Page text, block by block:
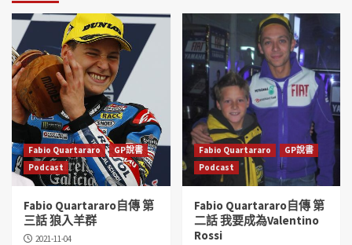
Fabio Quartararo
GP說書
Podcast
Fabio Quartararo自傳 第
三話 狼入羊群
2021-11-04
Fabio Quartararo
GP說書
Podcast
Fabio Quartararo自傳 第
二話 我要成為Valentino
Rossi